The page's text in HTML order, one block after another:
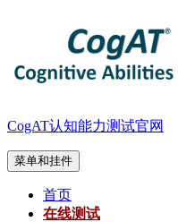
容
CogAT认知能力测试官网
菜单和挂件
首页
在线测试